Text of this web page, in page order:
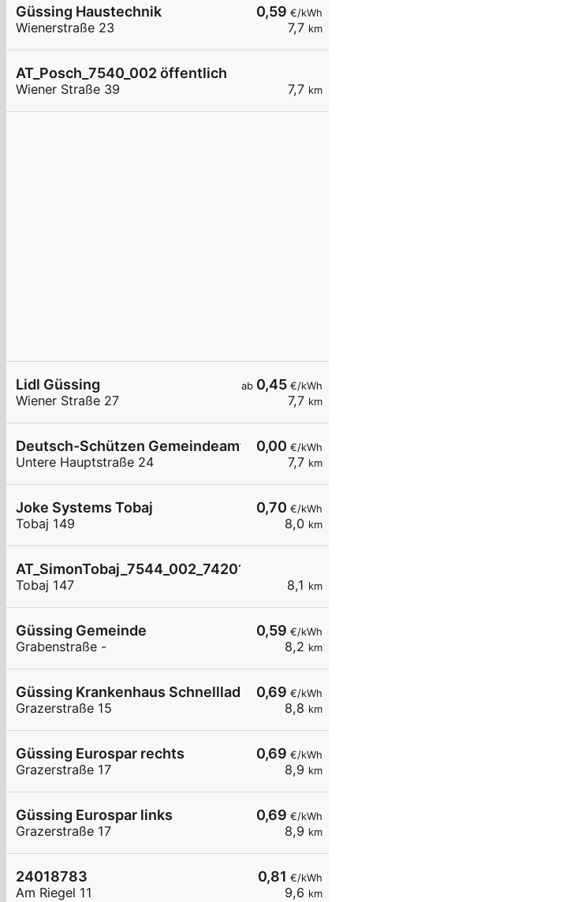
0,59 €/kWh
7,7 km
Güssing Haustechnik
Wienerstraße 23
7,7 km
AT_Posch_7540_002 öffentlich
Wiener Straße 39
ab 0,45€/kWh
7,7 km
Lidl Güssing
Wiener Straße 27
0,00 €/kWh
7,7 km
Deutsch-Schützen Gemeindeamt
Untere Hauptstraße 24
0,70 €/kWh
8,0 km
Joke Systems Tobaj
Tobaj 149
8,1 km
AT_SimonTobaj_7544_002_7420104458 öffentlich
Tobaj 147
0,59 €/kWh
8,2 km
Güssing Gemeinde
Grabenstraße -
0,69 €/kWh
8,8 km
Güssing Krankenhaus Schnelllader DC150kW
Grazerstraße 15
0,69 €/kWh
8,9 km
Güssing Eurospar rechts
Grazerstraße 17
0,69 €/kWh
8,9 km
Güssing Eurospar links
Grazerstraße 17
0,81 €/kWh
9,6 km
24018783
Am Riegel 11